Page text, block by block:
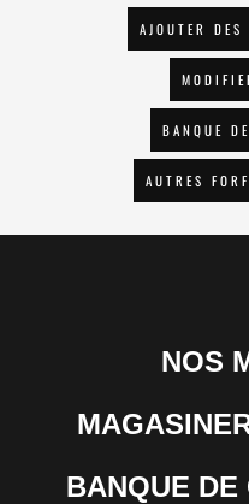
AJOUTER DES
BANQUE
AUTRES
NOS
BANQUE DE